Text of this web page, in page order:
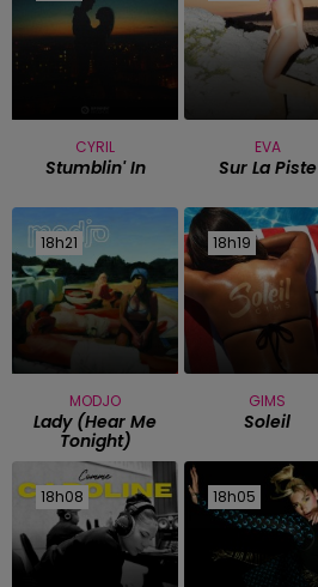
CYRIL
Stumblin' In
EVA
Sur La Piste
18h21
18h21
MODJO
Lady (hear Me
Tonight)
18h19
18h19
GIMS
Soleil
18h08
18h08 18h05
18h05